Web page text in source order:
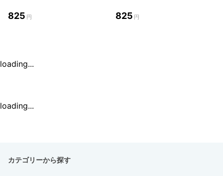
825 円 825 円
loading...
loading...
カテゴリーから探す